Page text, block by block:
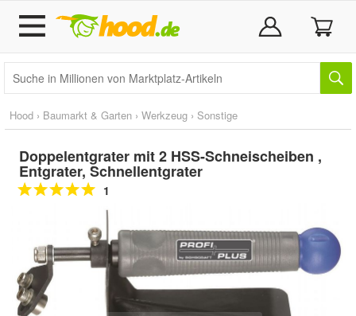
Hood › Baumarkt & Garten › Werkzeug › Sonstige
Doppelentgrater mit 2 HSS-Schneischeiben ,
Entgrater, Schnellentgrater
1